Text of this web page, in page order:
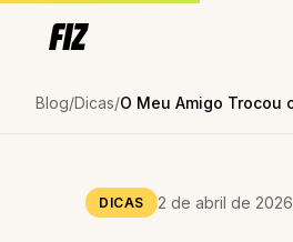
Blog Dicas
DICAS 2 de abril de 2026